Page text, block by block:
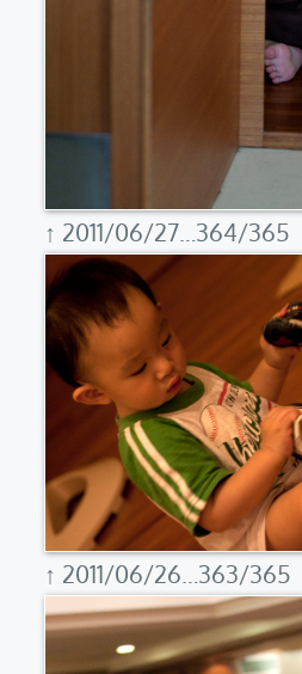
↑ 2011/06/27…364/365
↑ 2011/06/26…363/365